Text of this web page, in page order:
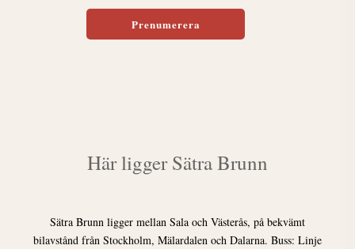
Här ligger Sätra Brunn
Sätra Brunn ligger mellan Sala och Västerås, på bekvämt
bilavstånd från Stockholm, Mälardalen och Dalarna. Buss: Linje